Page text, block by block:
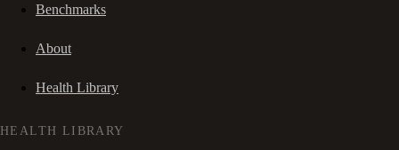
Benchmarks
About
Health Library
HEALTH LIBRARY